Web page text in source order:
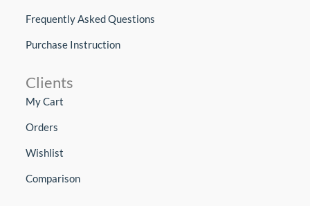
Frequently Asked Questions
Purchase Instruction
Clients
My Cart
Orders
Wishlist
Comparison